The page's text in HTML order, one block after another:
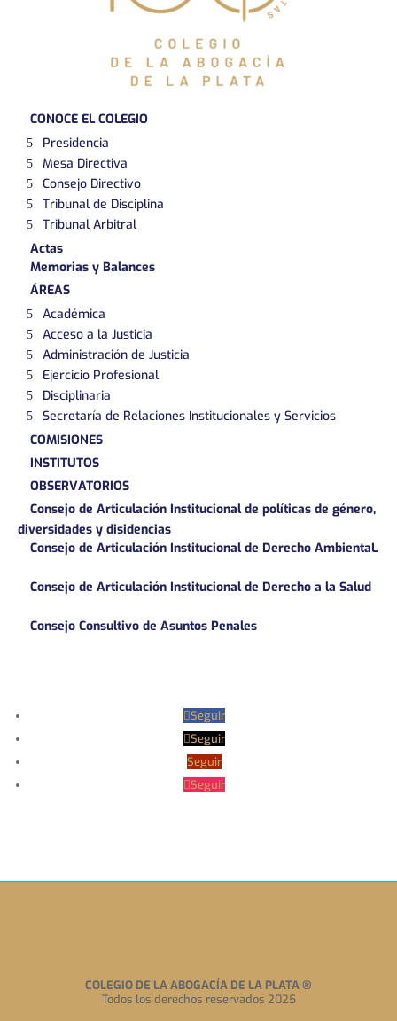
CONOCE EL COLEGIO
Presidencia
Mesa Directiva
Consejo Directivo
Tribunal de Disciplina
Tribunal Arbitral
Actas
Memorias y Balances
ÁREAS
Académica
Acceso a la Justicia
Administración de Justicia
Ejercicio Profesional
Disciplinaria
Secretaría de Relaciones Institucionales y Servicios
COMISIONES
INSTITUTOS
OBSERVATORIOS
Consejo de Articulación Institucional de políticas de género,
diversidades y disidencias
Consejo de Articulación Institucional de Derecho AmbientaL
Consejo de Articulación Institucional de Derecho a la Salud
Consejo Consultivo de Asuntos Penales
Seguir
Seguir
Seguir
Seguir
COLEGIO DE LA ABOGACÍA DE LA PLATA®
Todos los derechos reservados 2025